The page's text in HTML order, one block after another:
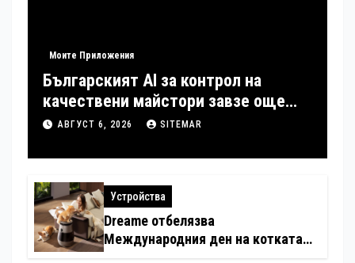
Моите Приложения
Българският AI за контрол на
качествени майстори завзе още
шест страни в Европа
АВГУСТ 6, 2026 SITEMAR
Устройства
Dreame отбелязва
Международния ден на котката